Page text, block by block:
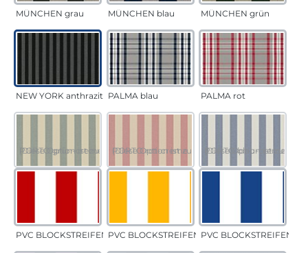
MÜNCHEN grau MÜNCHEN blau MÜNCHEN grün
NEW YORK anthrazit PALMA blau PALMA rot
PORTO grün-creme
(Diese Option ist zurzeit nicht verfügbar.)
PORTO rot-creme
(Diese Option ist zurzeit nicht verfügbar.)
PORTO blau-creme
(Diese Option ist zurzeit
PVC BLOCKSTREIFEN rotPVC BLOCKSTREIFEN gelbPVC BLOCKSTREIFEN